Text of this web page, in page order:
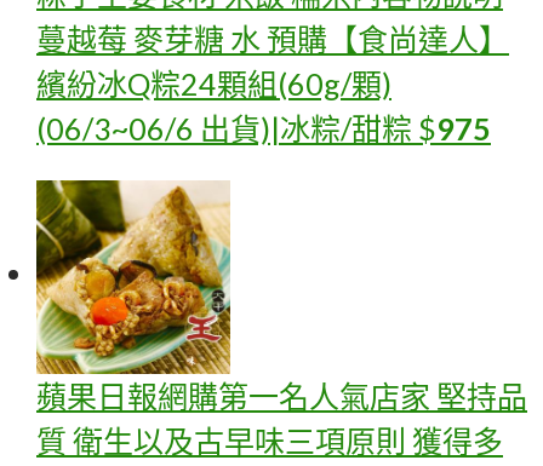
蔓越莓 麥芽糖 水 預購【食尚達人】
繽紛冰Q粽24顆組(60g/顆)
(06/3~06/6 出貨)|冰粽/甜粽 $975
蘋果日報網購第一名人氣店家 堅持品
質 衛生以及古早味三項原則 獲得多